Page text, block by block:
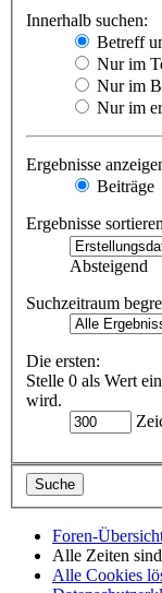
Innerhalb suchen:
Betreff
Nur im
Nur im
Nur im
Ergebnisse
Beiträge
Ergebnisse
Absteigend
Suchzeitraum
Die ersten:
Stelle 0 als Wert
wird.
Foren-
Alle Zeiten sind
Alle Cookies